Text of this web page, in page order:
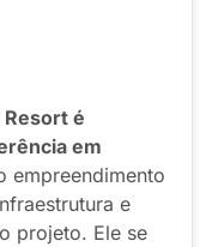
é
em
empreendimento
e
projeto. Ele se